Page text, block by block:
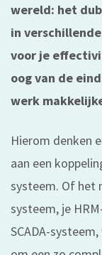
wereld: het
in
voor je
oog van de
werk
Hierom denken
aan een
systeem. Of het
systeem, je
SCADA-